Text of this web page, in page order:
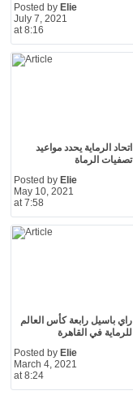
Posted by Elie
July 7, 2021
at 8:16
اتحاد الرماية يحدد مواعيد
تصفيات الرماة
Posted by Elie
May 10, 2021
at 7:58
راي باسيل رابعة كأس العالم
للرماية في القاهرة
Posted by Elie
March 4, 2021
at 8:24